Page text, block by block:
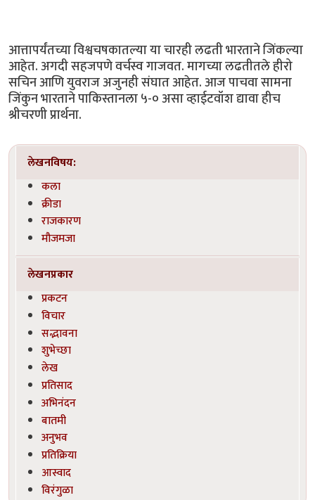
आत्तापर्यंतच्या विश्वचषकातल्या या चारही लढती भारताने जिंकल्या
आहेत. अगदी सहजपणे वर्चस्व गाजवत. मागच्या लढतीतले हीरो
सचिन आणि युवराज अजुनही संघात आहेत. आज पाचवा सामना
जिंकुन भारताने पाकिस्तानला ५-० असा व्हाईटवॉश द्यावा हीच
श्रीचरणी प्रार्थना.
लेखनविषय:
कला
क्रीडा
राजकारण
मौजमजा
लेखनप्रकार
प्रकटन
विचार
सद्भावना
शुभेच्छा
लेख
प्रतिसाद
अभिनंदन
बातमी
अनुभव
प्रतिक्रिया
आस्वाद
विरंगुळा